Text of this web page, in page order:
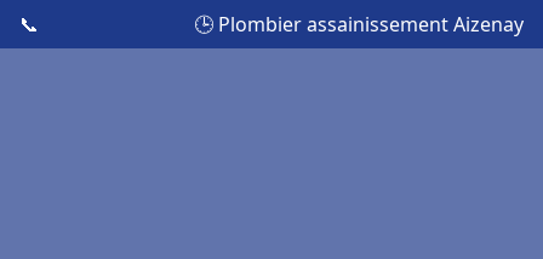
📞 🕒 Plombier assainissement Aizenay